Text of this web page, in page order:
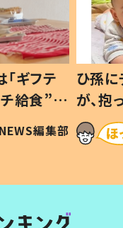
ギフテ
給食”を
和の親
編集部
ひ孫
が、
「涙が
い」